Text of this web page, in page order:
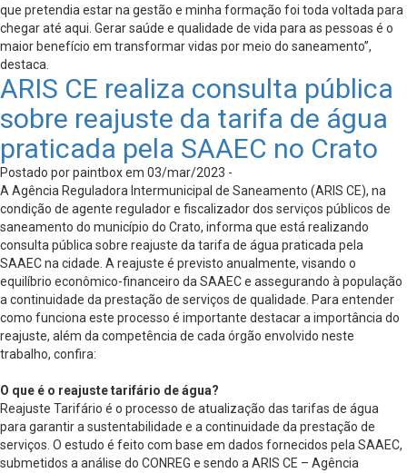
que pretendia estar na gestão e minha formação foi toda voltada para
chegar até aqui. Gerar saúde e qualidade de vida para as pessoas é o
maior benefício em transformar vidas por meio do saneamento”,
destaca.
ARIS CE realiza consulta pública
sobre reajuste da tarifa de água
praticada pela SAAEC no Crato
Postado por paintbox em 03/mar/2023 -
A Agência Reguladora Intermunicipal de Saneamento (ARIS CE), na
condição de agente regulador e fiscalizador dos serviços públicos de
saneamento do município do Crato, informa que está realizando
consulta pública sobre reajuste da tarifa de água praticada pela
SAAEC na cidade. A reajuste é previsto anualmente, visando o
equilíbrio econômico-financeiro da SAAEC e assegurando à população
a continuidade da prestação de serviços de qualidade. Para entender
como funciona este processo é importante destacar a importância do
reajuste, além da competência de cada órgão envolvido neste
trabalho, confira:
O que é o reajuste tarifário de água?
Reajuste Tarifário é o processo de atualização das tarifas de água
para garantir a sustentabilidade e a continuidade da prestação de
serviços. O estudo é feito com base em dados fornecidos pela SAAEC,
submetidos a análise do CONREG e sendo a ARIS CE – Agência